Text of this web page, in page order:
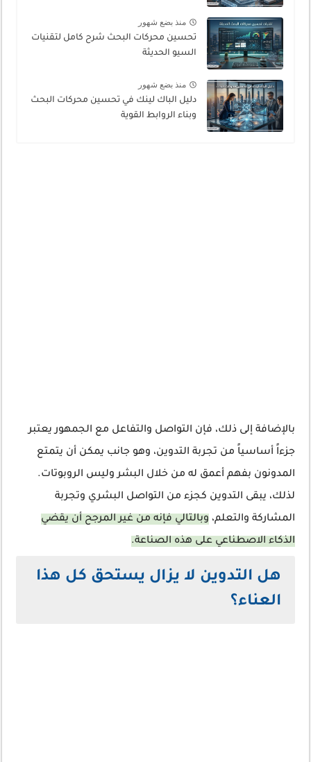
منذ بضع شهور
تحسين محركات البحث شرح كامل لتقنيات
السيو الحديثة
منذ بضع شهور
دليل الباك لينك في تحسين محركات البحث
وبناء الروابط القوية
بالإضافة إلى ذلك، فإن التواصل والتفاعل مع الجمهور يعتبر
جزءاً أساسياً من تجربة التدوين، وهو جانب يمكن أن يتمتع
المدونون بفهم أعمق له من خلال البشر وليس الروبوتات.
لذلك، يبقى التدوين كجزء من التواصل البشري وتجربة
المشاركة والتعلم، وبالتالي فإنه من غير المرجح أن يقضي
الذكاء الاصطناعي على هذه الصناعة.
هل التدوين لا يزال يستحق كل هذا
العناء؟